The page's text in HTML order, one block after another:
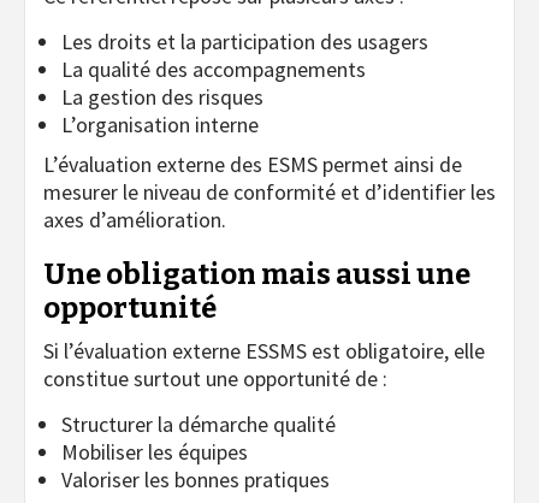
Les droits et la participation des usagers
La qualité des accompagnements
La gestion des risques
L’organisation interne
L’évaluation externe des ESMS permet ainsi de
mesurer le niveau de conformité et d’identifier les
axes d’amélioration.
Une obligation mais aussi une
opportunité
Si l’évaluation externe ESSMS est obligatoire, elle
constitue surtout une opportunité de :
Structurer la démarche qualité
Mobiliser les équipes
Valoriser les bonnes pratiques